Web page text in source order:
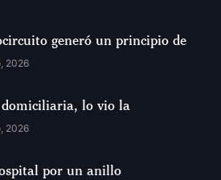
generó un principio de
2026
lo vio la
2026
por un anillo